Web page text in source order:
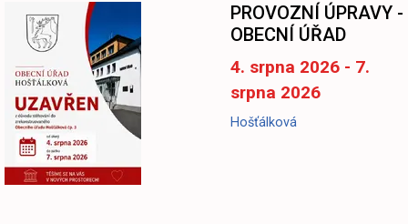
PROVOZNÍ ÚPRAVY -
OBECNÍ ÚŘAD
4. srpna 2026 - 7.
srpna 2026
Hošťálková